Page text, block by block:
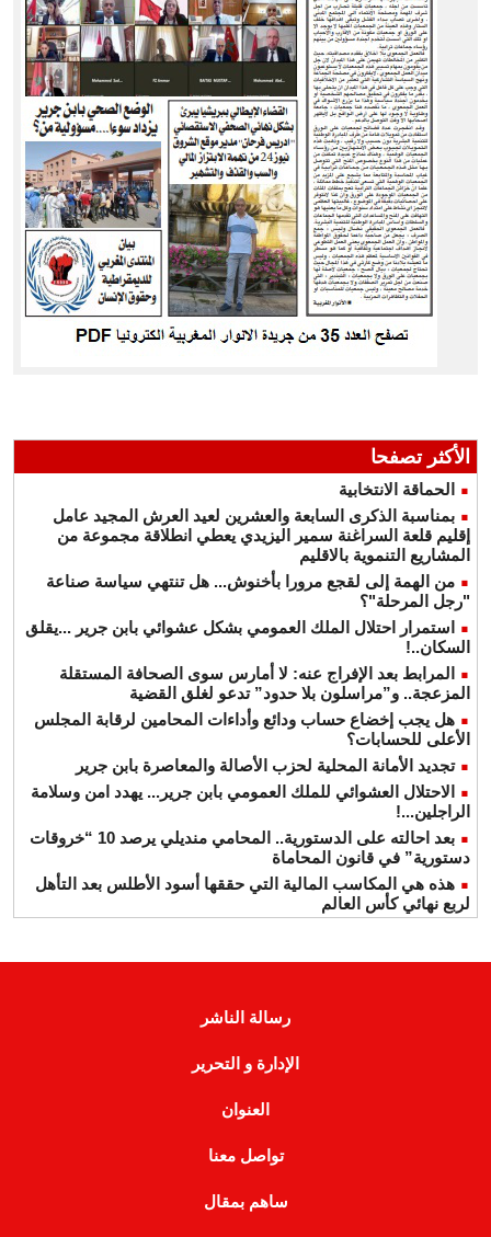
الأكثر تصفحا
الحماقة الانتخابية
بمناسبة الذكرى السابعة والعشرين لعيد العرش المجيد عامل
إقليم قلعة السراغنة سمير اليزيدي يعطي انطلاقة مجموعة من
المشاريع التنموية بالاقليم
من الهمة إلى لقجع مرورا بأخنوش... هل تنتهي سياسة صناعة
"رجل المرحلة"؟
استمرار احتلال الملك العمومي بشكل عشوائي بابن جرير ...يقلق
السكان..!
المرابط بعد الإفراج عنه: لا أمارس سوى الصحافة المستقلة
المزعجة.. و”مراسلون بلا حدود” تدعو لغلق القضية
هل يجب إخضاع حساب ودائع وأداءات المحامين لرقابة المجلس
الأعلى للحسابات؟
تجديد الأمانة المحلية لحزب الأصالة والمعاصرة بابن جرير
الاحتلال العشوائي للملك العمومي بابن جرير... يهدد امن وسلامة
الراجلين...!
بعد احالته على الدستورية.. المحامي منديلي يرصد 10 “خروقات
دستورية” في قانون المحاماة
هذه هي المكاسب المالية التي حققها أسود الأطلس بعد التأهل
لربع نهائي كأس العالم
رسالة الناشر
الإدارة و التحرير
العنوان
تواصل معنا
ساهم بمقال